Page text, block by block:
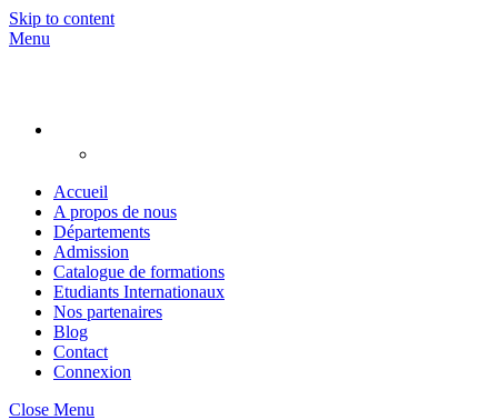
Skip to content
Menu
Accueil
A propos de nous
Départements
Admission
Catalogue de formations
Etudiants Internationaux
Nos partenaires
Blog
Contact
Connexion
Close Menu